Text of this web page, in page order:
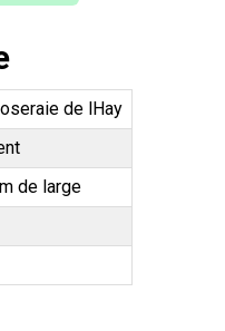
de lHay
de large